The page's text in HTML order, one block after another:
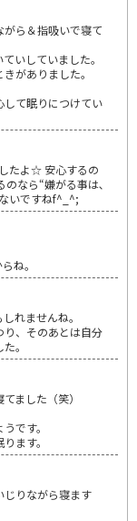
ら＆指吸いで寝て
いしていました。
がありました。
して眠りにつけてい
たよ☆ 安心するの
のなら“嫌がる事は､
いですねf^_^;
ね。
れませんね。
り、そのあとは自分
。
ました（笑）
です。
ます。
じりながら寝ます